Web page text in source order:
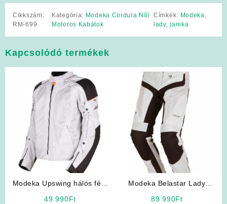
Cikkszám:
RM-699
Kategória: Modeka Cordura Női
Motoros Kabátok
Címkék: Modeka,
lady,janika
Kapcsolódó termékek
Modeka Upswing hálós férfi
49 990Ft
Modeka Belastar Lady
89 990Ft